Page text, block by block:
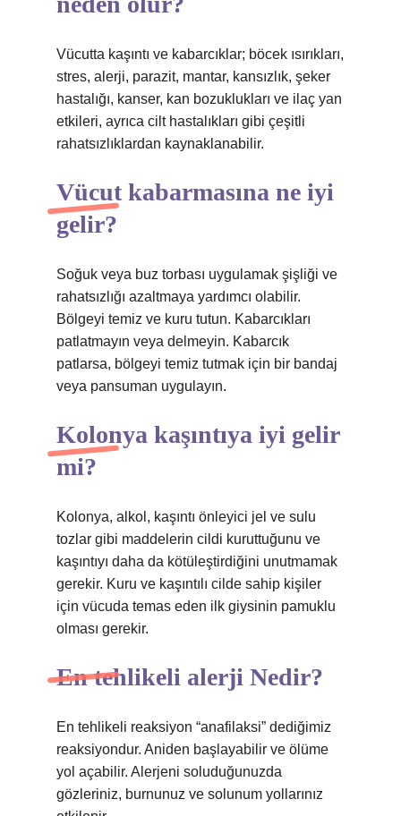
Vücutta kaşıntı ve kabarcıklar; böcek ısırıkları,
stres, alerji, parazit, mantar, kansızlık, şeker
hastalığı, kanser, kan bozuklukları ve ilaç yan
etkileri, ayrıca cilt hastalıkları gibi çeşitli
rahatsızlıklardan kaynaklanabilir.
Vücut kabarmasına ne iyi
gelir?
Soğuk veya buz torbası uygulamak şişliği ve
rahatsızlığı azaltmaya yardımcı olabilir.
Bölgeyi temiz ve kuru tutun. Kabarcıkları
patlatmayın veya delmeyin. Kabarcık
patlarsa, bölgeyi temiz tutmak için bir bandaj
veya pansuman uygulayın.
Kolonya kaşıntıya iyi gelir
mi?
Kolonya, alkol, kaşıntı önleyici jel ve sulu
tozlar gibi maddelerin cildi kuruttuğunu ve
kaşıntıyı daha da kötüleştirdiğini unutmamak
gerekir. Kuru ve kaşıntılı cilde sahip kişiler
için vücuda temas eden ilk giysinin pamuklu
olması gerekir.
En tehlikeli alerji Nedir?
En tehlikeli reaksiyon “anafilaksi” dediğimiz
reaksiyondur. Aniden başlayabilir ve ölüme
yol açabilir. Alerjeni soluduğunuzda
gözleriniz, burnunuz ve solunum yollarınız